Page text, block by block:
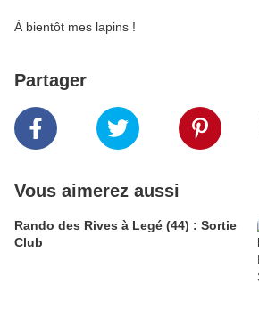
À bientôt mes lapins !
Partager
Vous aimerez aussi
Rando des Rives à Legé (44) : Sortie
Club